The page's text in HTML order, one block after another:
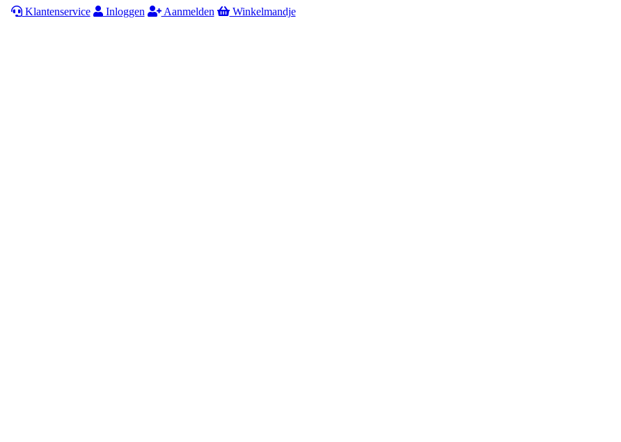
Klantenservice Inloggen Aanmelden Winkelmandje